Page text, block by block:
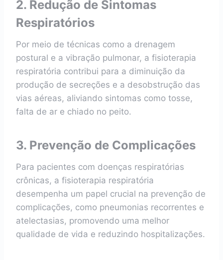
2. Redução de Sintomas
Respiratórios
Por meio de técnicas como a drenagem
postural e a vibração pulmonar, a fisioterapia
respiratória contribui para a diminuição da
produção de secreções e a desobstrução das
vias aéreas, aliviando sintomas como tosse,
falta de ar e chiado no peito.
3. Prevenção de Complicações
Para pacientes com doenças respiratórias
crônicas, a fisioterapia respiratória
desempenha um papel crucial na prevenção de
complicações, como pneumonias recorrentes e
atelectasias, promovendo uma melhor
qualidade de vida e reduzindo hospitalizações.